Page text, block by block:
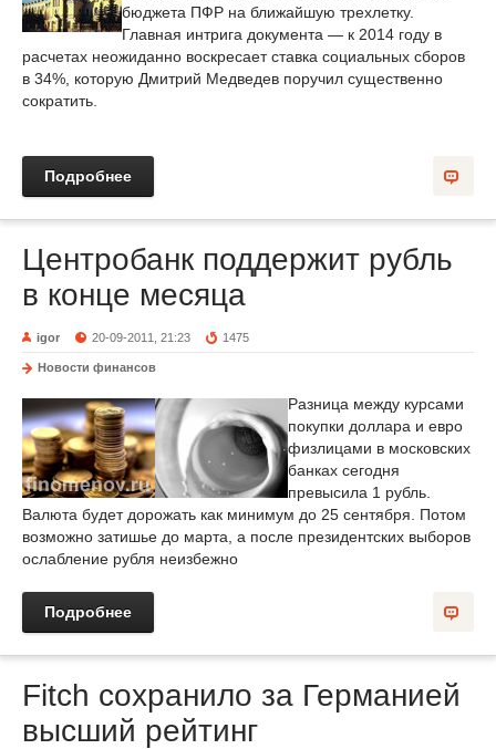
бюджета ПФР на ближайшую трехлетку.
Главная интрига документа — к 2014 году в
расчетах неожиданно воскресает ставка социальных сборов
в 34%, которую Дмитрий Медведев поручил существенно
сократить.
Подробнее
Центробанк поддержит рубль
в конце месяца
igor 20-09-2011, 21:23 1475
Новости финансов
Разница между курсами
покупки доллара и евро
физлицами в московских
банках сегодня
превысила 1 рубль.
Валюта будет дорожать как минимум до 25 сентября. Потом
возможно затишье до марта, а после президентских выборов
ослабление рубля неизбежно
Подробнее
Fitch сохранило за Германией
высший рейтинг